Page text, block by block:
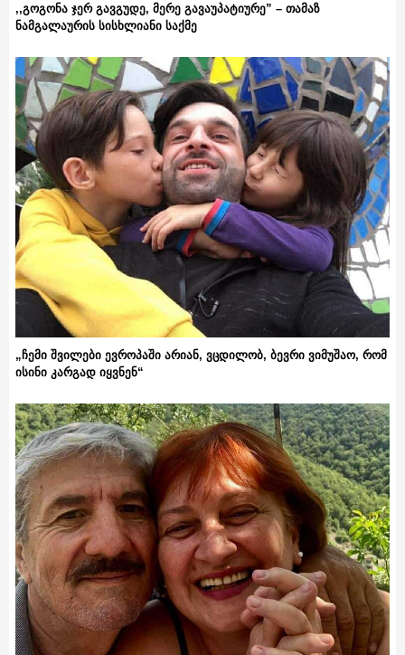
,,გოგონა ჯერ გავგუდე, მერე გავაუპატიურე” – თამაზ
ნამგალაურის სისხლიანი საქმე
„ჩემი შვილები ევროპაში არიან, ვცდილობ, ბევრი ვიმუშაო, რომ
ისინი კარგად იყვნენ“